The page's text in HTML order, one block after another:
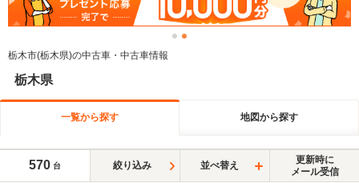
栃木市(栃木県)の中古車・中古車情報
栃木県
一覧から探す 地図から探す
570 台 絞り込み 並べ替え
更新時に
メール受信